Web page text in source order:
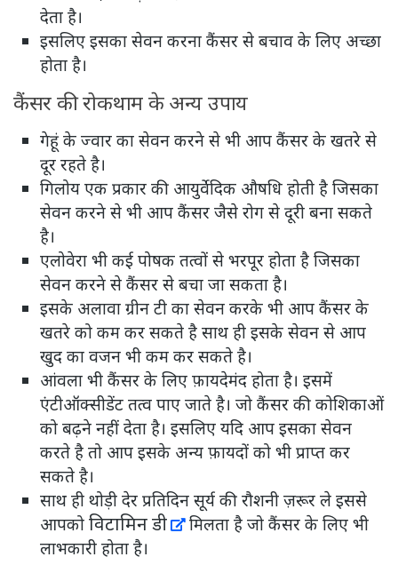
देता है।
इसलिए इसका सेवन करना कैंसर से बचाव के लिए अच्छा
होता है।
कैंसर की रोकथाम के अन्य उपाय
गेहूं के ज्‍वार का सेवन करने से भी आप कैंसर के खतरे से
दूर रहते है।
गिलोय एक प्रकार की आयुर्वेदिक औषधि होती है जिसका
सेवन करने से भी आप कैंसर जैसे रोग से दूरी बना सकते
है।
एलोवेरा भी कई पोषक तत्वों से भरपूर होता है जिसका
सेवन करने से कैंसर से बचा जा सकता है।
इसके अलावा ग्रीन टी का सेवन करके भी आप कैंसर के
खतरे को कम कर सकते है साथ ही इसके सेवन से आप
खुद का वजन भी कम कर सकते है।
आंवला भी कैंसर के लिए फ़ायदेमंद होता है। इसमें
एंटीऑक्सीडेंट तत्व पाए जाते है। जो कैंसर की कोशिकाओं
को बढ़ने नहीं देता है। इसलिए यदि आप इसका सेवन
करते है तो आप इसके अन्य फ़ायदों को भी प्राप्त कर
सकते है।
साथ ही थोड़ी देर प्रतिदिन सूर्य की रौशनी ज़रूर ले इससे
आपको विटामिन डी
मिलता है जो कैंसर के लिए भी
लाभकारी होता है।